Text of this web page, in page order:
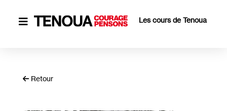
 Les cours de Tenoua
Retour